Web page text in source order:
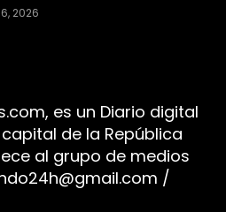
2026
es un Diario digital
de la República
al grupo de medios
/